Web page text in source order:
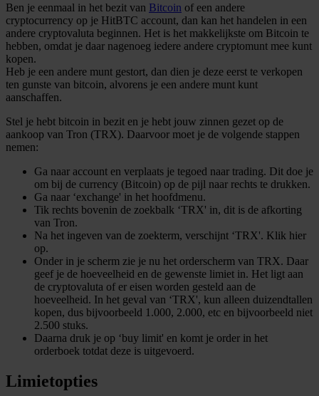
Ben je eenmaal in het bezit van Bitcoin of een andere
cryptocurrency op je HitBTC account, dan kan het handelen in een
andere cryptovaluta beginnen. Het is het makkelijkste om Bitcoin te
hebben, omdat je daar nagenoeg iedere andere cryptomunt mee kunt
kopen.
Heb je een andere munt gestort, dan dien je deze eerst te verkopen
ten gunste van bitcoin, alvorens je een andere munt kunt
aanschaffen.
Stel je hebt bitcoin in bezit en je hebt jouw zinnen gezet op de
aankoop van Tron (TRX). Daarvoor moet je de volgende stappen
nemen:
Ga naar account en verplaats je tegoed naar trading. Dit doe je
om bij de currency (Bitcoin) op de pijl naar rechts te drukken.
Ga naar ‘exchange' in het hoofdmenu.
Tik rechts bovenin de zoekbalk ‘TRX' in, dit is de afkorting
van Tron.
Na het ingeven van de zoekterm, verschijnt ‘TRX'. Klik hier
op.
Onder in je scherm zie je nu het orderscherm van TRX. Daar
geef je de hoeveelheid en de gewenste limiet in. Het ligt aan
de cryptovaluta of er eisen worden gesteld aan de
hoeveelheid. In het geval van ‘TRX', kun alleen duizendtallen
kopen, dus bijvoorbeeld 1.000, 2.000, etc en bijvoorbeeld niet
2.500 stuks.
Daarna druk je op ‘buy limit' en komt je order in het
orderboek totdat deze is uitgevoerd.
Limietopties